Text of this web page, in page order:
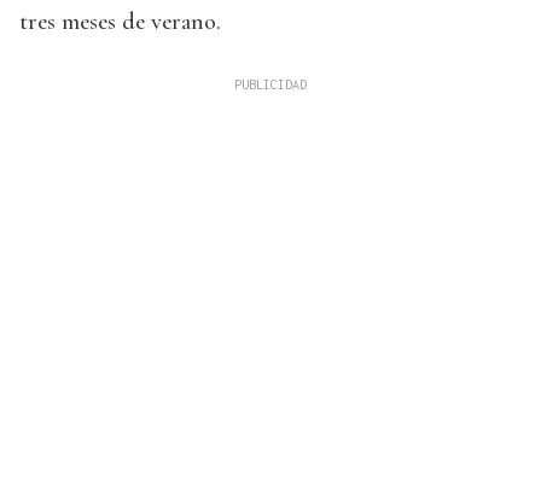
tres meses de verano.